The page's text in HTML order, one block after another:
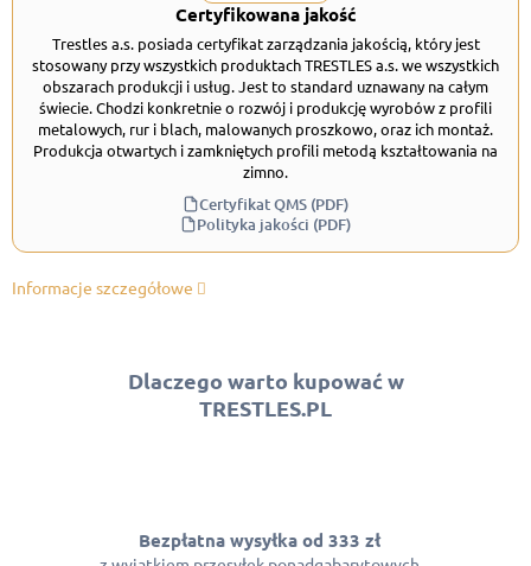
Certyfikowana jakość
Trestles a.s. posiada certyfikat zarządzania jakością, który jest
stosowany przy wszystkich produktach TRESTLES a.s. we wszystkich
obszarach produkcji i usług. Jest to standard uznawany na całym
świecie. Chodzi konkretnie o rozwój i produkcję wyrobów z profili
metalowych, rur i blach, malowanych proszkowo, oraz ich montaż.
Produkcja otwartych i zamkniętych profili metodą kształtowania na
zimno.
Certyfikat QMS (PDF)
Polityka jakości (PDF)
Informacje szczegółowe
Dlaczego warto kupować w
TRESTLES.PL
Bezpłatna wysyłka od 333 zł